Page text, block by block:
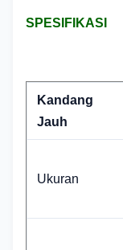
SPESIFIKASI
Kandang
Jauh
Ukuran